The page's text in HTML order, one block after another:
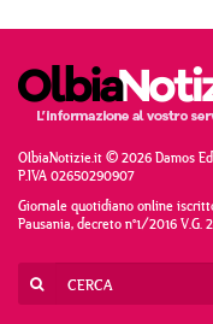
OlbiaNotizie.it © 2026 Damos
P.IVA 02650290907
Giornale quotidiano online
Pausania, decreto n°1/2016